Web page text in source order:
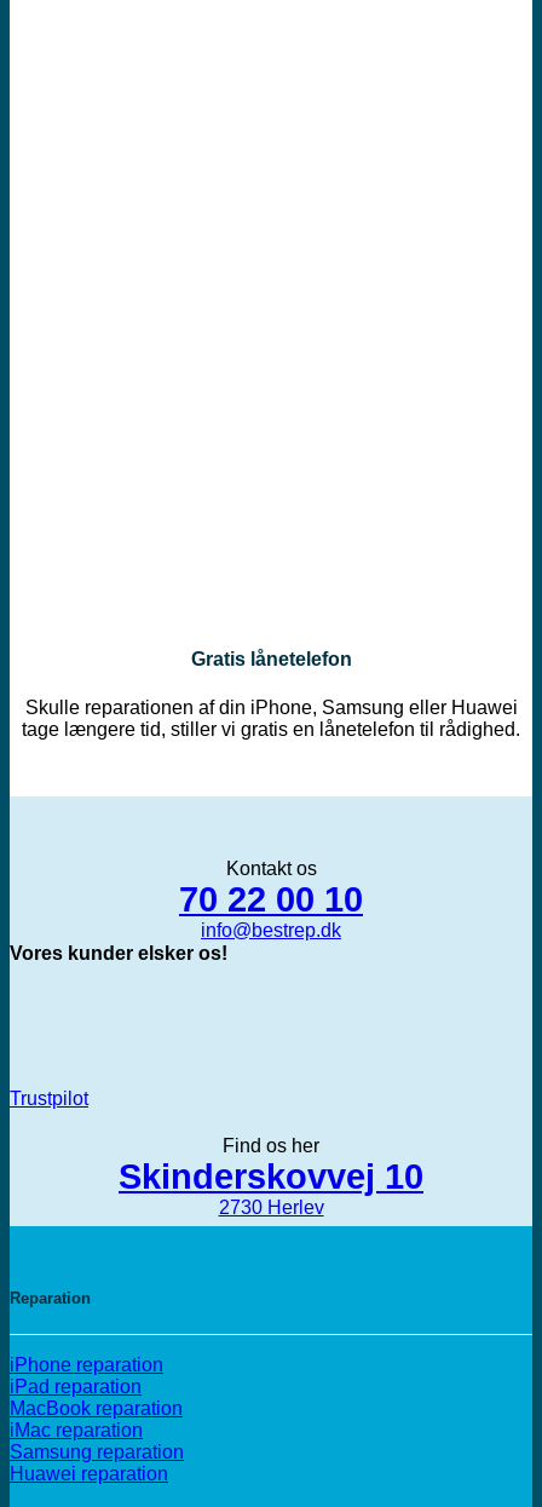
Gratis lånetelefon
Skulle reparationen af din iPhone, Samsung eller Huawei
tage længere tid, stiller vi gratis en lånetelefon til rådighed.
Kontakt os
70 22 00 10
info@bestrep.dk
Vores kunder elsker os!
Trustpilot
Find os her
Skinderskovvej 10
2730 Herlev
Reparation
iPhone reparation
iPad reparation
MacBook reparation
iMac reparation
Samsung reparation
Huawei reparation